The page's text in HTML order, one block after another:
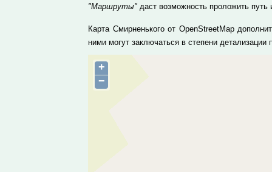
"Маршруты" даст возможность проложить путь
Карта Смирненького от OpenStreetMap
ними могут заключаться в степени
+
−